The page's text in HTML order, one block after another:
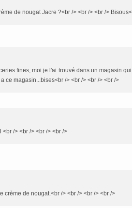
de nougat Jacre ?<br /> <br /> <br />
fines, moi je l'ai trouvé dans un magasin
ce magasin...bises<br /> <br /> <br /> <br />
/> <br /> <br /> <br />
crème de nougat.<br /> <br /> <br /> <br />